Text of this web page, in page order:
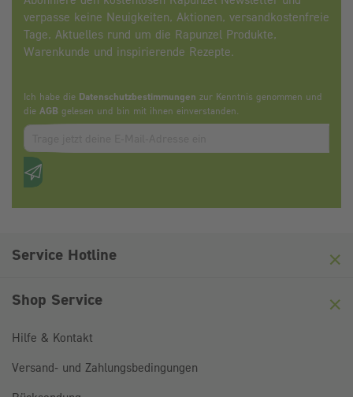
verpasse keine Neuigkeiten, Aktionen, versandkostenfreie
Tage, Aktuelles rund um die Rapunzel Produkte,
Warenkunde und inspirierende Rezepte.
Ich habe die Datenschutzbestimmungen zur Kenntnis genommen und
die AGB gelesen und bin mit ihnen einverstanden.
Zum abbonieren des Newsletters, bitte E-Mail Adresse
Anti-Roboter-Verifizierung
Service Hotline
Shop Service
Hilfe & Kontakt
Versand- und Zahlungsbedingungen